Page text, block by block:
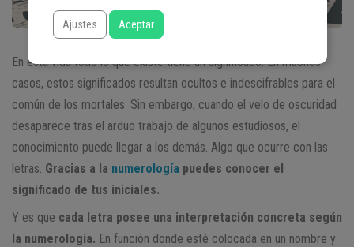
En esta vida todo lo que existe tiene un significado. En muchos
casos, estos significados resultan ocultos e indescifrables para el
común de los mortales. Sin embargo, cuando el velo de oscuridad
desaparece tras el arduo trabajo de algunos estudiosos, el
conocimiento puede llegar a los demás. Algo que ocurre con las
letras. Gracias a la numerología puedes conocer el
significado de tus iniciales.
Y es que cada letra posee una interpretación concreta según
la numerología. En función donde esté colocada en un nombre y
Ajustes Aceptar